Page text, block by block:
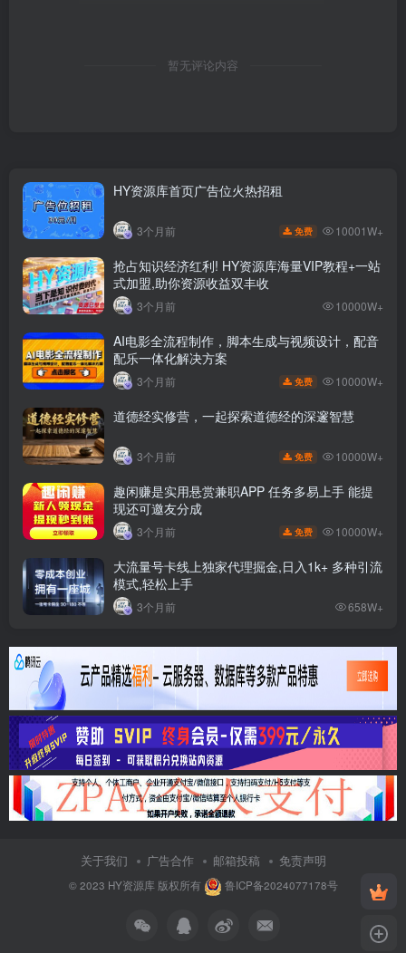
暂无评论内容
HY资源库首页广告位火热招租
3个月前 免费 10001W+
抢占知识经济红利! HY资源库海量VIP教程+一站
式加盟,助你资源收益双丰收
3个月前 10000W+
AI电影全流程制作，脚本生成与视频设计，配音
配乐一体化解决方案
3个月前 免费 10000W+
道德经实修营，一起探索道德经的深邃智慧
3个月前 免费 10000W+
趣闲赚是实用悬赏兼职APP 任务多易上手 能提
现还可邀友分成
3个月前 免费 10000W+
大流量号卡线上独家代理掘金,日入1k+ 多种引流
模式,轻松上手
3个月前 658W+
关于我们 广告合作 邮箱投稿 免责声明
© 2023 HY资源库版权所有 鲁ICP备2024077178号